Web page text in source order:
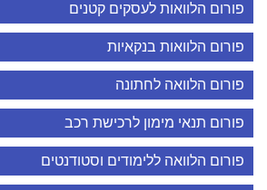
פורום הלוואות לעסקים קטנים
פורום הלוואות בנקאיות
פורום הלוואה לחתונה
פורום תנאי מימון לרכישת רכב
פורום הלוואה ללימודים וסטודנטים